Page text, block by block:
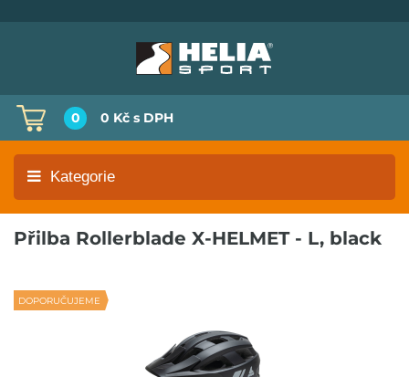
0 0 Kč s DPH
Kategorie
Přilba Rollerblade X-HELMET - L, black
DOPORUČUJEME